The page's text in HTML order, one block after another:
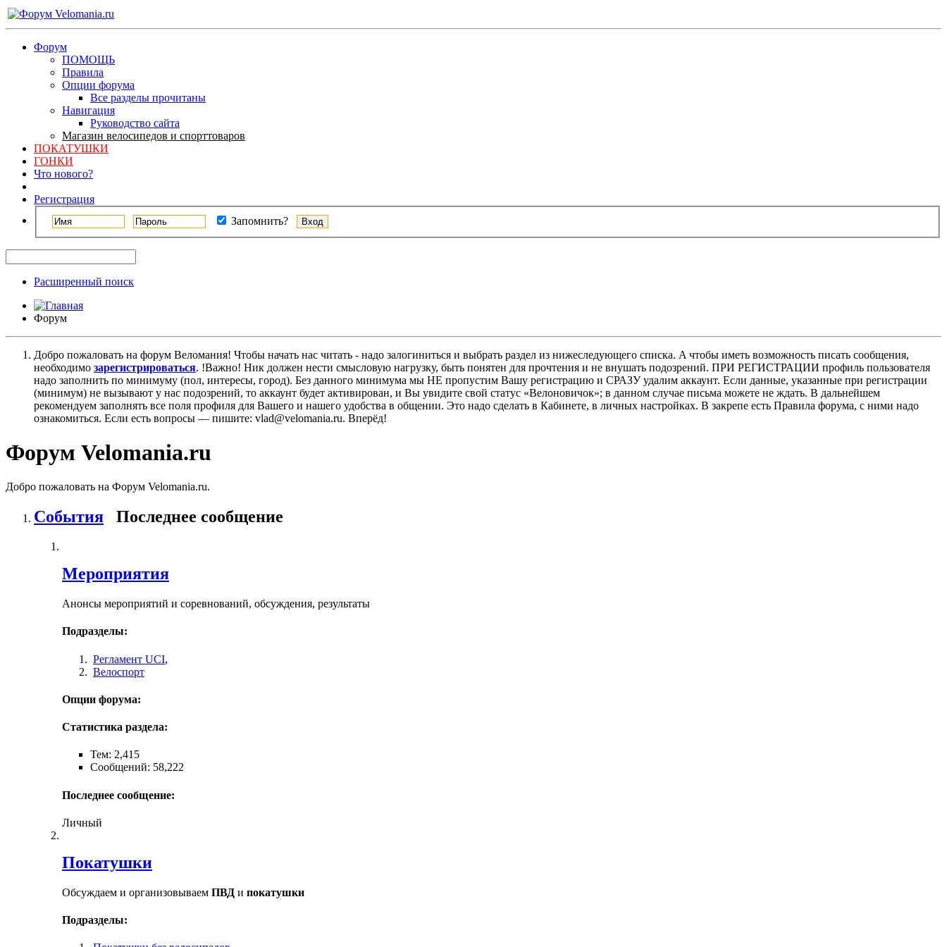
Форум
ПОМОЩЬ
Правила
Опции форума
Все разделы прочитаны
Навигация
Руководство сайта
Магазин велосипедов и спорттоваров
ПОКАТУШКИ
ГОНКИ
Что нового?
Регистрация
Запомнить?
Расширенный поиск
Форум
Добро пожаловать на форум Веломания! Чтобы начать нас читать - надо залогиниться и выбрать раздел из нижеследующего списка. A чтобы иметь возможность писать сообщения,
необходимо зарегистрироваться. !Важно! Ник должен нести смысловую нагрузку, быть понятен для прочтения и не внушать подозрений. ПРИ РЕГИСТРАЦИИ профиль пользователя
надо заполнить по минимуму (пол, интересы, город). Без данного минимума мы НЕ пропустим Вашу регистрацию и СРАЗУ удалим аккаунт. Если данные, указанные при регистрации
(минимум) не вызывают у нас подозрений, то аккаунт будет активирован, и Вы увидите свой статус «Велоновичок»; в данном случае письма можете не ждать. В дальнейшем
рекомендуем заполнять все поля профиля для Вашего и нашего удобства в общении. Это надо сделать в Кабинете, в личных настройках. В закрепе есть Правила форума, с ними надо
ознакомиться. Если есть вопросы — пишите: vlad@velomania.ru. Вперёд!
Форум Velomania.ru
Добро пожаловать на Форум Velomania.ru.
События Последнее сообщение
Мероприятия
Анонсы мероприятий и соревнований, обсуждения, результаты
Подразделы:
Регламент UCI,
Велоспорт
Опции форума:
Статистика раздела:
Тем: 2,415
Сообщений: 58,222
Последнее сообщение:
Личный
Покатушки
Обсуждаем и организовываем ПВД и покатушки
Подразделы: